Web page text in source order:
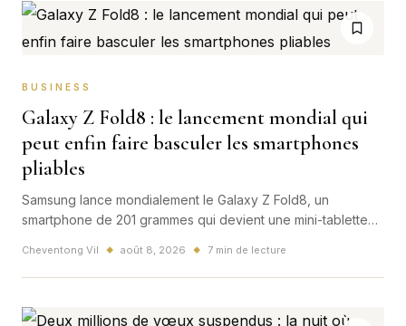
BUSINESS
Galaxy Z Fold8 : le lancement mondial qui
peut enfin faire basculer les smartphones
pliables
Samsung lance mondialement le Galaxy Z Fold8, un
smartphone de 201 grammes qui devient une mini-tablette
artificielle et prix premium, ce modèle pourrait décider si le
pliable sort enfin de sa niche.
Cheventong Vil ◆ août 8, 2026 ◆ 7 min de lecture